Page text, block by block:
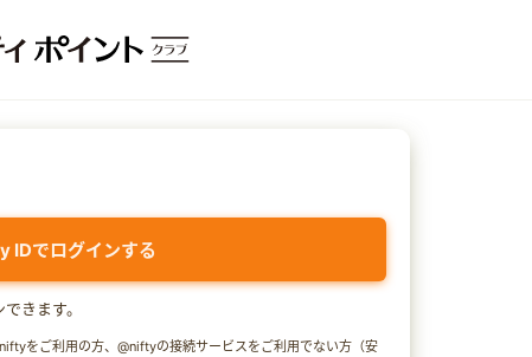
IDでログインする
きます。
をご利用の方、@niftyの接続サービスをご利用でない方（安